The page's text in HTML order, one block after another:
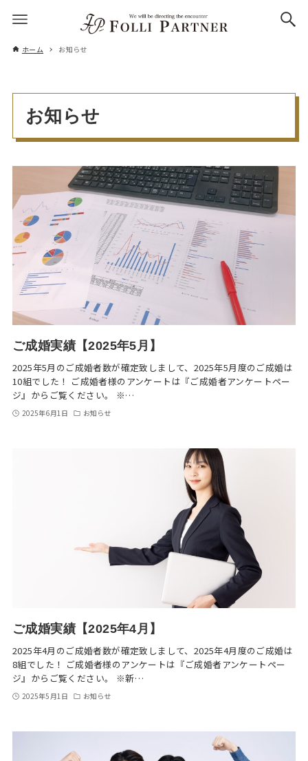
ホーム お知らせ
お知らせ
ご成婚実績【2025年5月】
2025年5月のご成婚者数が確定致しまして、2025年5月度のご成婚は
10組でした！ ご成婚者様のアンケートは『ご成婚者アンケートペー
ジ』からご覧ください。 ※…
2025年6月1日 お知らせ
ご成婚実績【2025年4月】
2025年4月のご成婚者数が確定致しまして、2025年4月度のご成婚は
8組でした！ ご成婚者様のアンケートは『ご成婚者アンケートペー
ジ』からご覧ください。 ※新…
2025年5月1日 お知らせ